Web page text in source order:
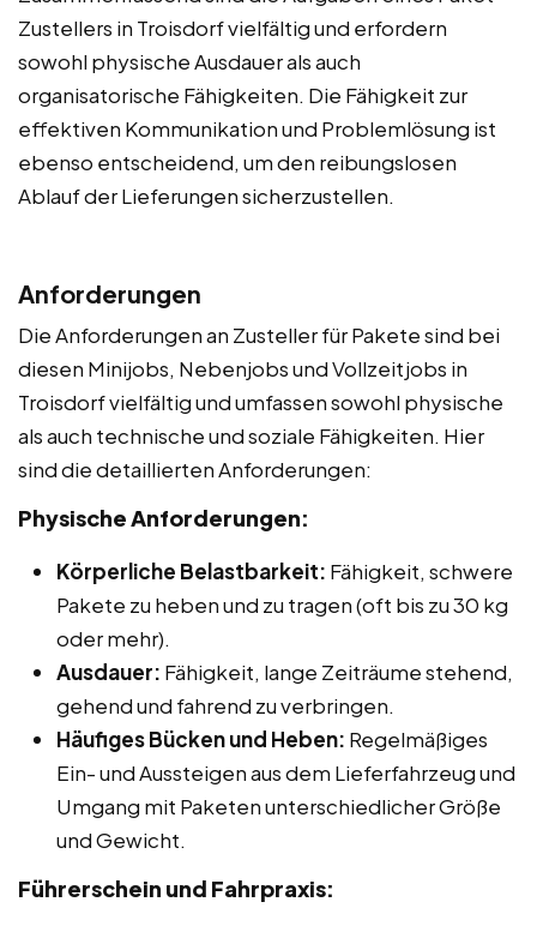
Zustellers in Troisdorf vielfältig und erfordern
sowohl physische Ausdauer als auch
organisatorische Fähigkeiten. Die Fähigkeit zur
effektiven Kommunikation und Problemlösung ist
ebenso entscheidend, um den reibungslosen
Ablauf der Lieferungen sicherzustellen.
Anforderungen
Die Anforderungen an Zusteller für Pakete sind bei
diesen Minijobs, Nebenjobs und Vollzeitjobs in
Troisdorf vielfältig und umfassen sowohl physische
als auch technische und soziale Fähigkeiten. Hier
sind die detaillierten Anforderungen:
Physische Anforderungen:
Körperliche Belastbarkeit: Fähigkeit, schwere
Pakete zu heben und zu tragen (oft bis zu 30 kg
oder mehr).
Ausdauer: Fähigkeit, lange Zeiträume stehend,
gehend und fahrend zu verbringen.
Häufiges Bücken und Heben: Regelmäßiges
Ein- und Aussteigen aus dem Lieferfahrzeug und
Umgang mit Paketen unterschiedlicher Größe
und Gewicht.
Führerschein und Fahrpraxis: